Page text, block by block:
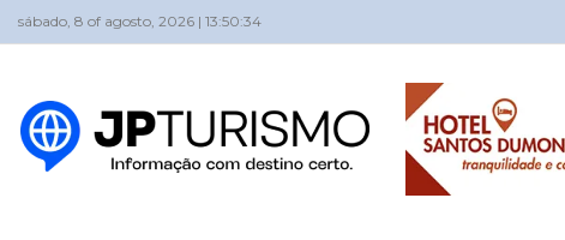
sábado, 8 of agosto, 2026 | 13:50:34